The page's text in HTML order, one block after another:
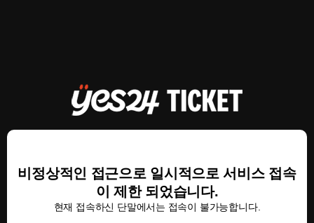
비정상적인 접근으로 일시적으로 서비스 접속
이 제한 되었습니다.
현재 접속하신 단말에서는 접속이 불가능합니다.